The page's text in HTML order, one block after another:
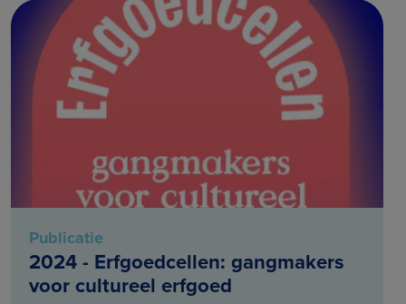
Publicatie
2024 - Erfgoedcellen: gangmakers
voor cultureel erfgoed